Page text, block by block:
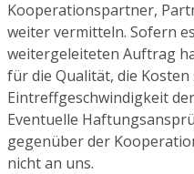
Kooperationspartner,
weiter vermitteln. Sofern
weitergeleiteten Auftrag
für die Qualität, die Kosten
Eintreffgeschwindigkeit
Eventuelle
gegenüber der
nicht an uns.